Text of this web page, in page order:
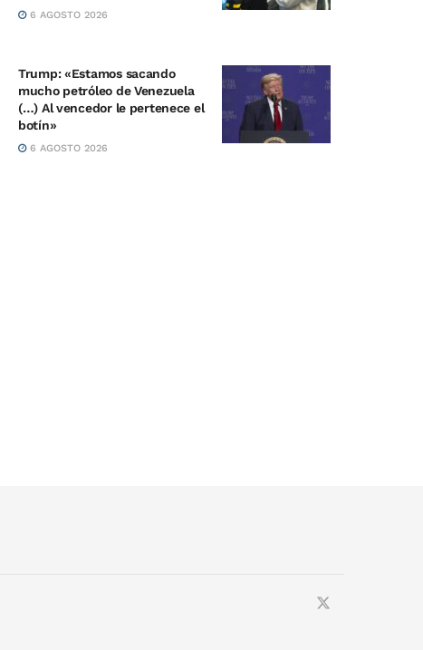
6 AGOSTO 2026
Trump: «Estamos sacando
mucho petróleo de Venezuela
(…) Al vencedor le pertenece el
botín»
6 AGOSTO 2026